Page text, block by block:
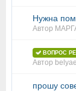
Нужна
Автор
ВОПРОС
Автор
прошу